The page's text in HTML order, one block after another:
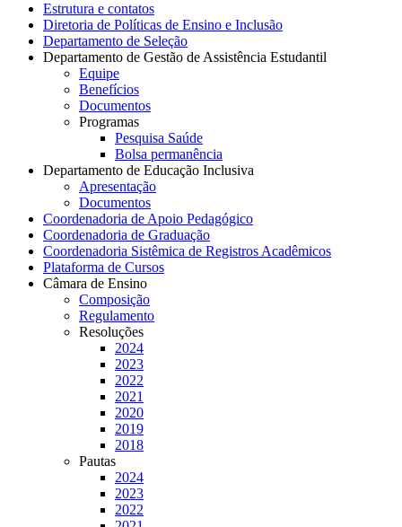
Estrutura e contatos
Diretoria de Políticas de Ensino e Inclusão
Departamento de Seleção
Departamento de Gestão de Assistência Estudantil
Equipe
Benefícios
Documentos
Programas
Pesquisa Saúde
Bolsa permanência
Departamento de Educação Inclusiva
Apresentação
Documentos
Coordenadoria de Apoio Pedagógico
Coordenadoria de Graduação
Coordenadoria Sistêmica de Registros Acadêmicos
Plataforma de Cursos
Câmara de Ensino
Composição
Regulamento
Resoluções
2024
2023
2022
2021
2020
2019
2018
Pautas
2024
2023
2022